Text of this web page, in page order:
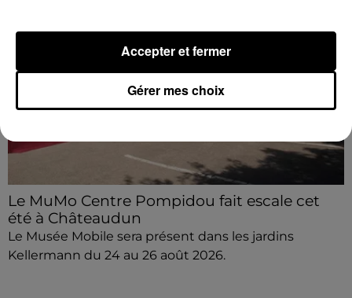
Le MuMo Centre Pompidou fait escale cet
été à Châteaudun
Le Musée Mobile sera présent dans les jardins
Kellermann du 24 au 26 août 2026.
Gérer mes choix
Accepter et fermer